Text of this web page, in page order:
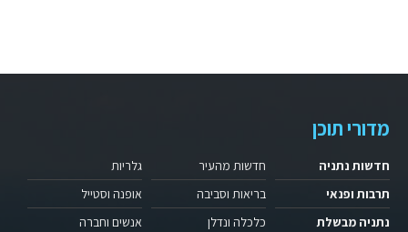
מדורי תוכן
חדשות נתניה
תרבות ופנאי
נתניה מבשלת
חדשות מהעיר
בריאות וסביבה
כלכלה ונדלן
גלריות
אופנה וסטייל
אנשים וחברה